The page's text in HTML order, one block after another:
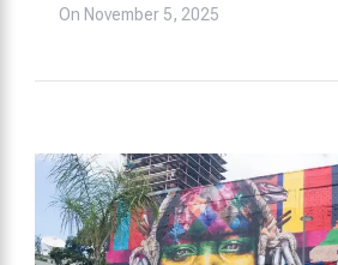
On November 5, 2025